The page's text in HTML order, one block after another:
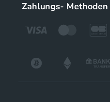
Zahlungs- Methoden